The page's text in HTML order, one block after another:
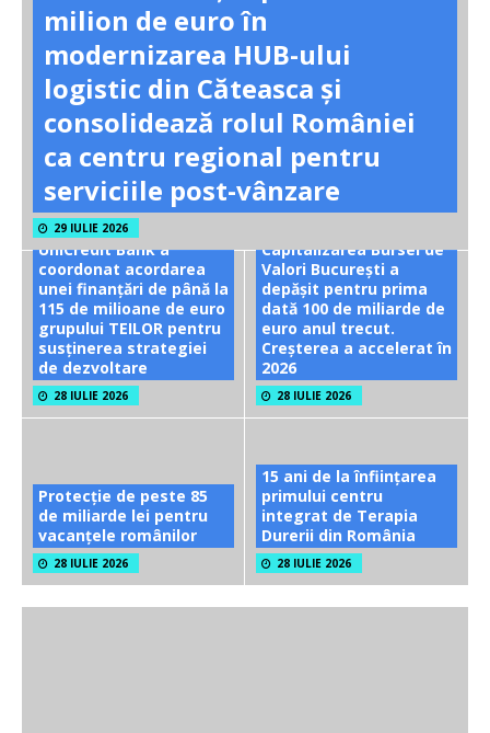
milion de euro în
modernizarea HUB-ului
logistic din Căteasca și
consolidează rolul României
ca centru regional pentru
serviciile post-vânzare
29 IULIE 2026
UniCredit Bank a
coordonat acordarea
unei finanțări de până la
115 de milioane de euro
grupului TEILOR pentru
susținerea strategiei
de dezvoltare
28 IULIE 2026
Capitalizarea Bursei de
Valori București a
depășit pentru prima
dată 100 de miliarde de
euro anul trecut.
Creșterea a accelerat în
2026
28 IULIE 2026
Protecție de peste 85
de miliarde lei pentru
vacanțele românilor
28 IULIE 2026
15 ani de la înființarea
primului centru
integrat de Terapia
Durerii din România
28 IULIE 2026